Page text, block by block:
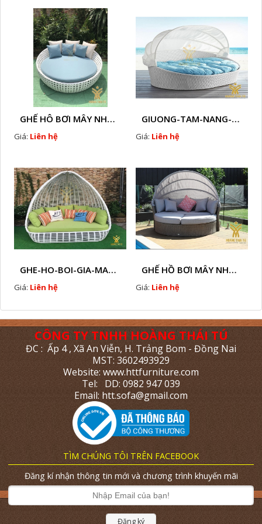
GHẾ HÔ BƠI MÂY NHỰA HTT - B33
Giá: Liên hệ
GIUONG-TAM-NANG-GIA-MAY-HTT - B77
Giá: Liên hệ
GHE-HO-BOI-GIA-MAY-HTT - B76
Giá: Liên hệ
GHẾ HỒ BƠI MÂY NHỰA HTT - B38
Giá: Liên hệ
CÔNG TY TNHH HOÀNG THÁI TÚ
ĐC : Ấp 4 , Xã An Viễn, H. Trảng Bom - Đồng Nai
MST: 3602493929
Website: www.httfurniture.com
Tel: DD: 0982 947 039
Email: htt.sofa@gmail.com
TÌM CHÚNG TÔI TRÊN FACEBOOK
Đăng kí nhận thông tin mới và chương trình khuyến mãi
Đăng ký